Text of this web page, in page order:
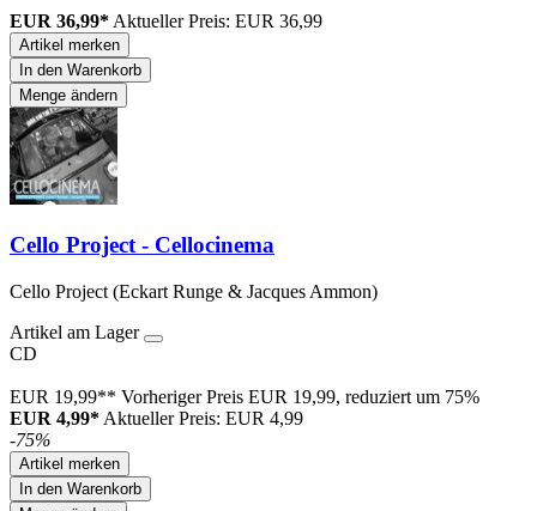
EUR 36,99* Aktueller Preis: EUR 36,99
Artikel merken
In den Warenkorb
Menge ändern
Cello Project - Cellocinema
Cello Project (Eckart Runge & Jacques Ammon)
Artikel am Lager
CD
EUR 19,99** Vorheriger Preis EUR 19,99, reduziert um 75%
EUR 4,99* Aktueller Preis: EUR 4,99
-75%
Artikel merken
In den Warenkorb